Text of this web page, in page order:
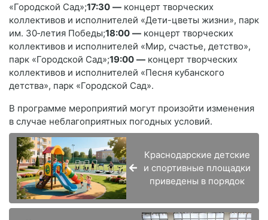
«Городской Сад»;17:30 — концерт творческих
коллективов и исполнителей «Дети-цветы жизни», парк
им. 30‑летия Победы;18:00 — концерт творческих
коллективов и исполнителей «Мир, счастье, детство»,
парк «Городской Сад»;19:00 — концерт творческих
коллективов и исполнителей «Песня кубанского
детства», парк «Городской Сад».
В программе мероприятий могут произойти изменения
в случае неблагоприятных погодных условий.
Краснодарские детские
и спортивные площадки
приведены в порядок